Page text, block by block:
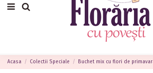
Acasa Colectii Speciale Buchet mix cu flori de